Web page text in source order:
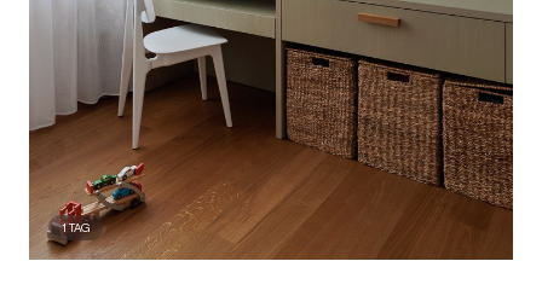
1TAG